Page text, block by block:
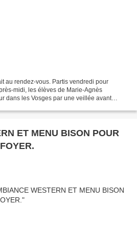
au rendez-vous. Partis vendredi pour
midi, les élèves de Marie-Agnès
dans les Vosges par une veillée avant
ET MENU BISON POUR